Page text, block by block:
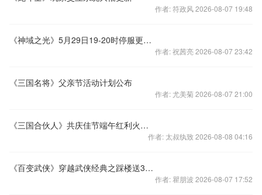
作者: 符政风 2026-08-07 19:48
《神域之光》5月29日19-20时停服更新公告
作者: 祝茜亮 2026-08-07 23:42
《三国名将》父亲节活动计划公布
作者: 尤美菊 2026-08-07 21:00
《三国合伙人》共庆佳节端午红利火爆来袭
作者: 太叔纨致 2026-08-08 04:16
《百变武侠》穿越武侠经典之踩楼送300黄金
作者: 瞿朋波 2026-08-07 17:52